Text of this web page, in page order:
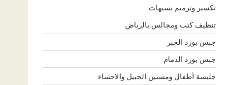
تكسير وترميم بسيهات
تنظيف كنب ومجالس بالرياض
جبس بورد الخبر
جبس بورد الدمام
جليسة أطفال ومسنين الجبيل والاحساء